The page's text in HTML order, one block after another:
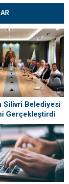
Silivri Belediyesi
Gerçekleştirdi